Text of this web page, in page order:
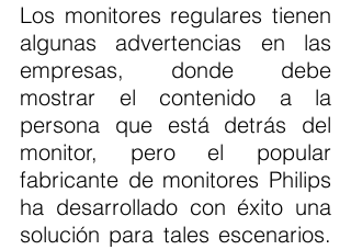
Los monitores regulares tienen
algunas advertencias en las
empresas, donde debe
mostrar el contenido a la
persona que está detrás del
monitor, pero el popular
fabricante de monitores Philips
ha desarrollado con éxito una
solución para tales escenarios.